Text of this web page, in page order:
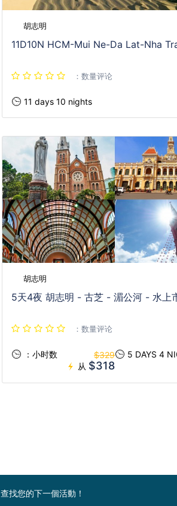
胡志明
11D10N HCM-Mui Ne-Da Lat-Nha
：数量评论
11 days 10 nights
胡志明
5天4夜 胡志明 - 古芝 - 湄公河 - 水上
：数量评论
：小时数
5 DAYS 4
从
$329
$318
查找您的下一個活動！